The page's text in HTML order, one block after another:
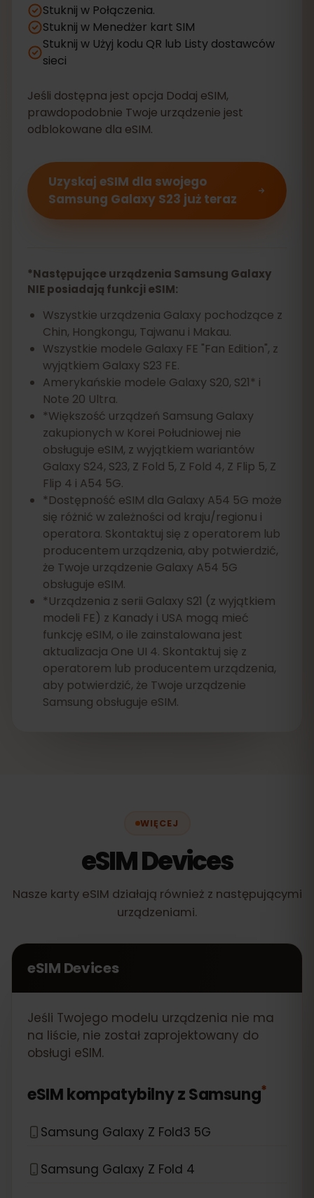
Stuknij w Połączenia.
Stuknij w Menedżer kart SIM
Stuknij w Użyj kodu QR lub Listy dostawców
sieci
Jeśli dostępna jest opcja Dodaj eSIM,
prawdopodobnie Twoje urządzenie jest
odblokowane dla eSIM.
Uzyskaj eSIM dla swojego
Samsung Galaxy S23 już teraz
*Następujące urządzenia Samsung Galaxy
NIE posiadają funkcji eSIM:
Wszystkie urządzenia Galaxy pochodzące z
Chin, Hongkongu, Tajwanu i Makau.
Wszystkie modele Galaxy FE "Fan Edition", z
wyjątkiem Galaxy S23 FE.
Amerykańskie modele Galaxy S20, S21* i
Note 20 Ultra.
*Większość urządzeń Samsung Galaxy
zakupionych w Korei Południowej nie
obsługuje eSIM, z wyjątkiem wariantów
Galaxy S24, S23, Z Fold 5, Z Fold 4, Z Flip 5, Z
Flip 4 i A54 5G.
*Dostępność eSIM dla Galaxy A54 5G może
się różnić w zależności od kraju/regionu i
operatora. Skontaktuj się z operatorem lub
producentem urządzenia, aby potwierdzić,
że Twoje urządzenie Galaxy A54 5G
obsługuje eSIM.
*Urządzenia z serii Galaxy S21 (z wyjątkiem
modeli FE) z Kanady i USA mogą mieć
funkcję eSIM, o ile zainstalowana jest
aktualizacja One UI 4. Skontaktuj się z
operatorem lub producentem urządzenia,
aby potwierdzić, że Twoje urządzenie
Samsung obsługuje eSIM.
WIĘCEJ
eSIM Devices
Nasze karty eSIM działają również z następującymi
urządzeniami.
eSIM Devices
Jeśli Twojego modelu urządzenia nie ma
na liście, nie został zaprojektowany do
obsługi eSIM.
eSIM kompatybilny zSamsung*
Samsung Galaxy Z Fold3 5G
Samsung Galaxy Z Fold 4